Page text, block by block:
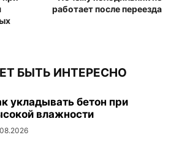
работает после переезда
БЫТЬ ИНТЕРЕСНО
укладывать бетон при
влажности